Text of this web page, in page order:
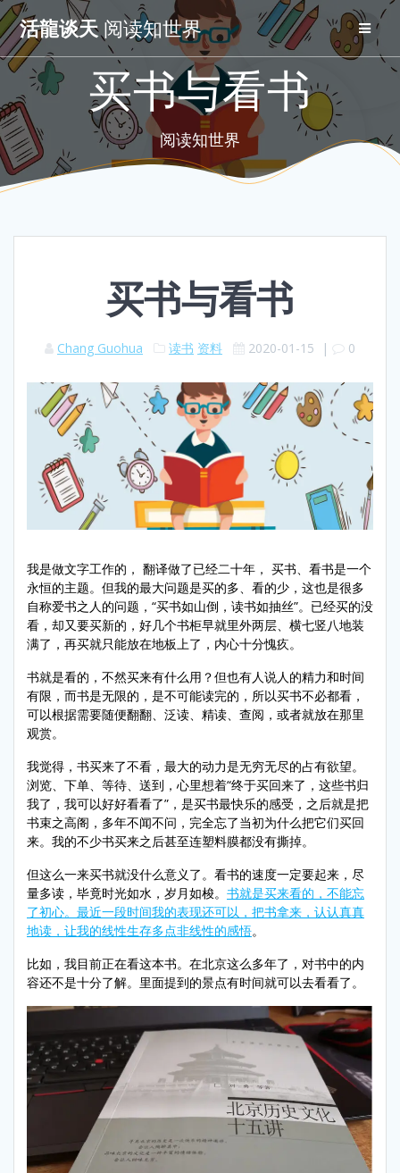
to
content
活龍谈天阅读知世界
买书与看书
阅读知世界
买书与看书
Chang Guohua 读书 资料 2020-01-15 | 0
我是做文字工作的， 翻译做了已经二十年， 买书、看书是一个
永恒的主题。但我的最大问题是买的多、看的少，这也是很多
自称爱书之人的问题，“买书如山倒，读书如抽丝”。已经买的没
看，却又要买新的，好几个书柜早就里外两层、横七竖八地装
满了，再买就只能放在地板上了，内心十分愧疚。
书就是看的，不然买来有什么用？但也有人说人的精力和时间
有限，而书是无限的，是不可能读完的，所以买书不必都看，
可以根据需要随便翻翻、泛读、精读、查阅，或者就放在那里
观赏。
我觉得，书买来了不看，最大的动力是无穷无尽的占有欲望。
浏览、下单、等待、送到，心里想着“终于买回来了，这些书归
我了，我可以好好看看了”，是买书最快乐的感受，之后就是把
书束之高阁，多年不闻不问，完全忘了当初为什么把它们买回
来。我的不少书买来之后甚至连塑料膜都没有撕掉。
但这么一来买书就没什么意义了。看书的速度一定要起来，尽
量多读，毕竟时光如水，岁月如梭。 书就是买来看的，不能忘
了初心。最近一段时间我的表现还可以，把书拿来，认认真真
地读，让我的线性生存多点非线性的感悟。
比如，我目前正在看这本书。在北京这么多年了，对书中的内
容还不是十分了解。里面提到的景点有时间就可以去看看了。